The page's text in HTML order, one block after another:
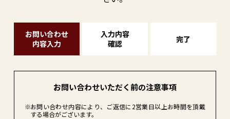
お問い合わせ
内容入力
入力内容
確認
完了
お問い合わせいただく前の注意事項
※お問い合わせ内容により、ご返信に2営業日以上お時間を頂戴
する場合がございます。